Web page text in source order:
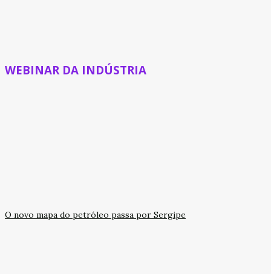
WEBINAR DA INDÚSTRIA
O novo mapa do petróleo passa por Sergipe